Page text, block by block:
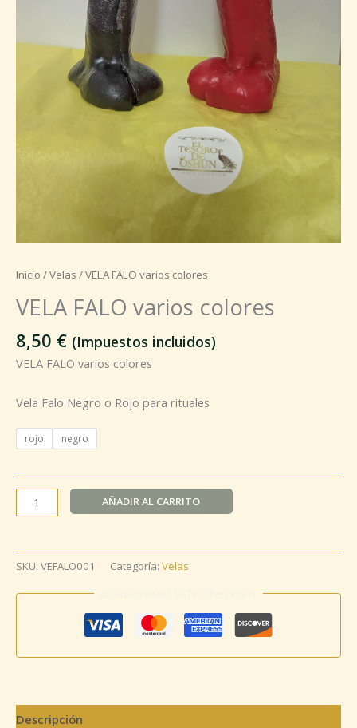
Inicio /Velas / VELA FALO varios colores
VELA FALO varios colores
8,50 € (Impuestos incluidos)
VELA FALO varios colores
Vela Falo Negro o Rojo para rituales
rojo negro
AÑADIR AL CARRITO
SKU: VEFALO001 Categoría: Velas
Descripción